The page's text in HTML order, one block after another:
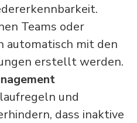
Teams oder
automatisch mit den
erstellt werden.
und
dass inaktive